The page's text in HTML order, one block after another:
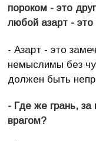
пороком - это
любой азарт - это
- Азарт - это
немыслимы без
должен быть
- Где же грань, за
врагом?